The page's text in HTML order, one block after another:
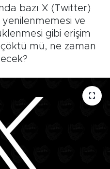
bazı X (Twitter)
yenilenmemesi ve
gibi erişim
mü, ne zaman